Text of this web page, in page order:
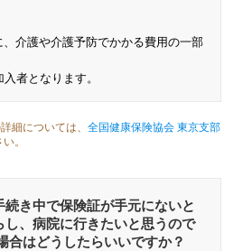
介護や介護予防でかかる費用の一部
者となります。
細については、 全国健康保険協会 東京支部
。
き中で保険証が手元にないと
し、病院に行きたいと思うので
合はどうしたらいいですか？